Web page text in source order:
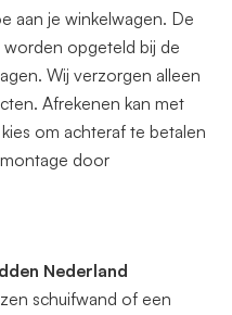
aan je winkelwagen. De
opgeteld bij de
Wij verzorgen alleen
Afrekenen kan met
om achteraf te betalen
door
Nederland
schuifwand of een